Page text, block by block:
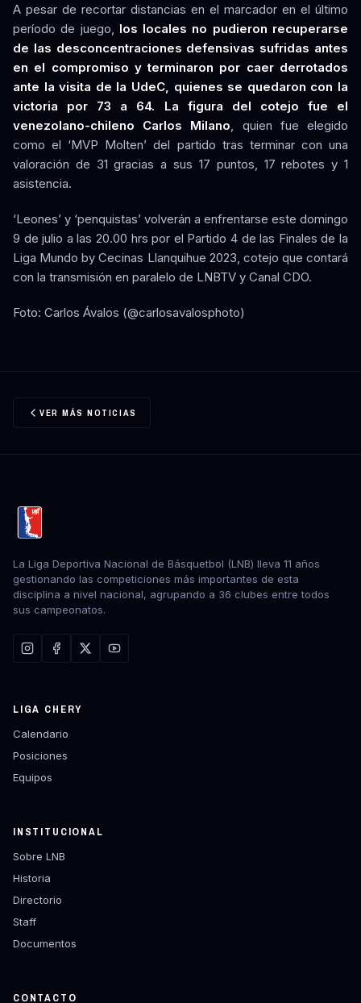
A pesar de recortar distancias en el marcador en el último
período de juego, los locales no pudieron recuperarse
de las desconcentraciones defensivas sufridas antes
en el compromiso y terminaron por caer derrotados
ante la visita de la UdeC, quienes se quedaron con la
victoria por 73 a 64. La figura del cotejo fue el
venezolano-chileno Carlos Milano , quien fue elegido
como el ‘MVP Molten’ del partido tras terminar con una
valoración de 31 gracias a sus 17 puntos, 17 rebotes y 1
asistencia.
‘Leones’ y ‘penquistas’ volverán a enfrentarse este domingo
9 de julio a las 20.00 hrs por el Partido 4 de las Finales de la
Liga Mundo by Cecinas Llanquihue 2023, cotejo que contará
con la transmisión en paralelo de LNBTV y Canal CDO.
Foto: Carlos Ávalos (@carlosavalosphoto)
VER MÁS NOTICIAS
La Liga Deportiva Nacional de Básquetbol (LNB) lleva 11 años
gestionando las competiciones más importantes de esta
disciplina a nivel nacional, agrupando a 36 clubes entre todos
sus campeonatos.
LIGA CHERY
Calendario
Posiciones
Equipos
INSTITUCIONAL
Sobre LNB
Historia
Directorio
Staff
Documentos
CONTACTO